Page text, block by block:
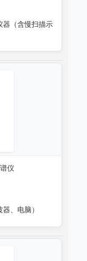
器（含慢扫描示
仪
、电脑）